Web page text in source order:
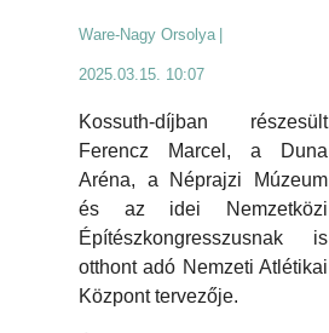
Ware-Nagy Orsolya
2025.03.15. 10:07
Kossuth-díjban részesült
Ferencz Marcel, a Duna
Aréna, a Néprajzi Múzeum
és az idei Nemzetközi
Építészkongresszusnak is
otthont adó Nemzeti Atlétikai
Központ tervezője.